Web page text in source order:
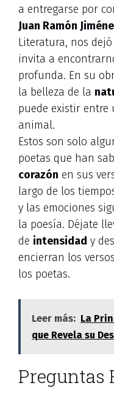
a entregarse por
Juan Ramón
Literatura, nos
invita a
profunda. En su
la belleza de la
puede existir entre
animal.
Estos son solo
poetas que han
corazón en sus
largo de los
y las emociones
la poesía. Déjate
de intensidad y
encierran los
los poetas.
Leer más: La
que Revela su
Preguntas